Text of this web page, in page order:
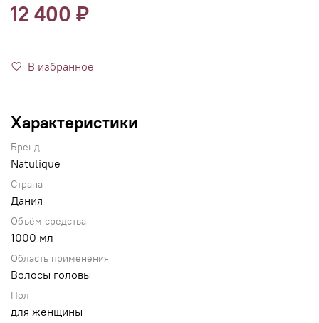
12 400 ₽
В избранное
Характеристики
Бренд
Natulique
Страна
Дания
Объём средства
1000 мл
Область применения
Волосы головы
Пол
для женщины